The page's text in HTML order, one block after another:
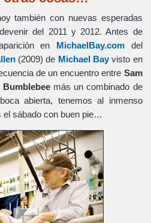
también con nuevas esperadas
del 2011 y 2012. Antes de
en MichaelBay.comdel
(2009) de Michael Bayvisto en
de un encuentro entre Sam
Bumblebeemás un combinado de
abierta, tenemos al inmenso
el sábado con buen pie…